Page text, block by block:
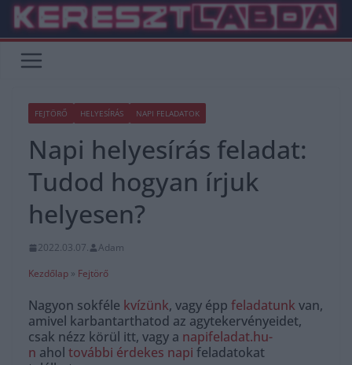
Skip
content
FEJTÖRŐ HELYESÍRÁS NAPI FELADATOK
Napi helyesírás feladat:
Tudod hogyan írjuk
helyesen?
2022.03.07.
Adam
Kezdőlap » Fejtörő
Nagyon sokféle kvízünk, vagy épp feladatunk van,
amivel karbantarthatod az agytekervényeidet,
csak nézz körül itt, vagy a napifeladat.hu-
n ahol további érdekes napi feladatokat